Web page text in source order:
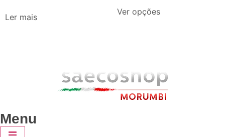
Ler mais
Ver opções
Menu